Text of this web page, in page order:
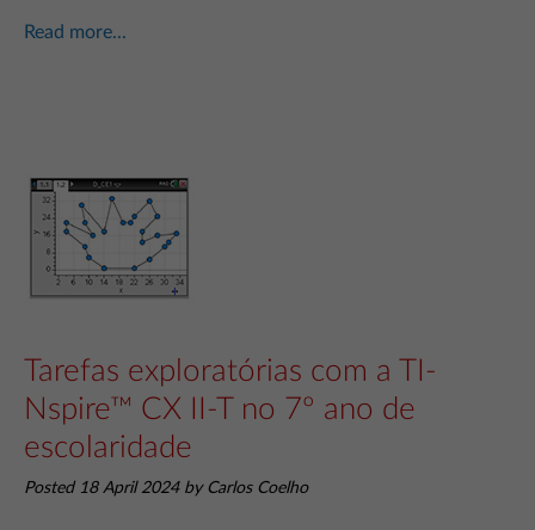
Read more...
Tarefas exploratórias com a TI-
Nspire™ CX II-T no 7º ano de
escolaridade
Posted 18 April 2024 by Carlos Coelho